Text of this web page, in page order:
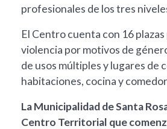
profesionales de los tres
El Centro cuenta con 16
violencia por motivos de
de usos múltiples y lugares de
habitaciones, cocina y
La Municipalidad de Santa
Centro Territorial que